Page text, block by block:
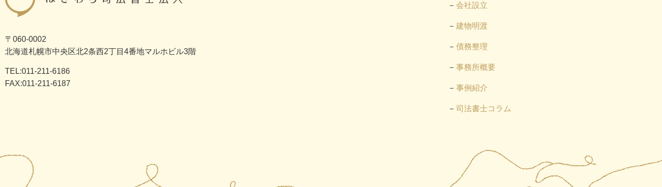
〒060-0002
北海道札幌市中央区北2条西2丁目4番地マルホビル3階
TEL:011-211-6186
FAX:011-211-6187
会社設立
建物明渡
債務整理
事務所概要
事例紹介
司法書士コラム